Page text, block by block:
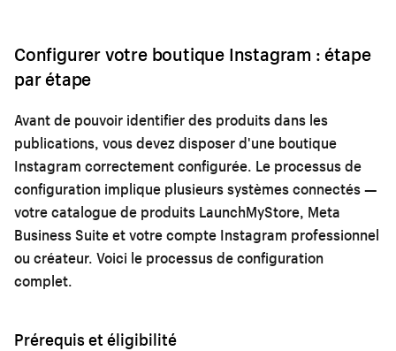
Configurer votre boutique Instagram : étape
par étape
Avant de pouvoir identifier des produits dans les
publications, vous devez disposer d'une boutique
Instagram correctement configurée. Le processus de
configuration implique plusieurs systèmes connectés —
votre catalogue de produits LaunchMyStore, Meta
Business Suite et votre compte Instagram professionnel
ou créateur. Voici le processus de configuration
complet.
Prérequis et éligibilité